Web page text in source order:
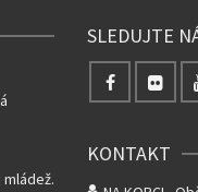
SLEDUJTE
KONTAKT